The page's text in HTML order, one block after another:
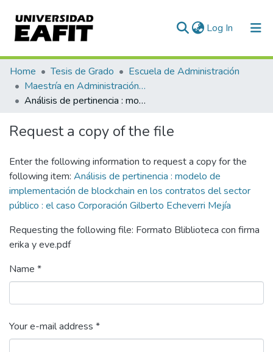
Log In (current)
Communities & Collections
All of DSpace
Home Tesis de Grado
Escuela de Administración
Maestría en Administración - MBA (tesis)
Análisis de pertinencia : modelo de implementación de blockchain en los contratos del sector público : el caso Corporación Gilberto Echeverri Mejía
Request a copy of the file
Enter the following information to request a copy for the
following item: Análisis de pertinencia : modelo de
implementación de blockchain en los contratos del sector
público : el caso Corporación Gilberto Echeverri Mejía
Requesting the following file: Formato Bliblioteca con firma
erika y eve.pdf
Name *
Your e-mail address *